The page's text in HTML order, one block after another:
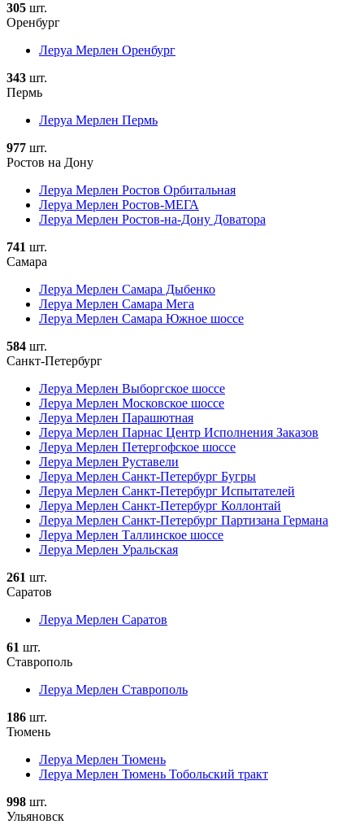
305 шт.
Оренбург
Леруа Мерлен Оренбург
343 шт.
Пермь
Леруа Мерлен Пермь
977 шт.
Ростов на Дону
Леруа Мерлен Ростов Орбитальная
Леруа Мерлен Ростов-МЕГА
Леруа Мерлен Ростов-на-Дону Доватора
741 шт.
Самара
Леруа Мерлен Самара Дыбенко
Леруа Мерлен Самара Мега
Леруа Мерлен Самара Южное шоссе
584 шт.
Санкт-Петербург
Леруа Мерлен Выборгское шоссе
Леруа Мерлен Московское шоссе
Леруа Мерлен Парашютная
Леруа Мерлен Парнас Центр Исполнения Заказов
Леруа Мерлен Петергофское шоссе
Леруа Мерлен Руставели
Леруа Мерлен Санкт-Петербург Бугры
Леруа Мерлен Санкт-Петербург Испытателей
Леруа Мерлен Санкт-Петербург Коллонтай
Леруа Мерлен Санкт-Петербург Партизана Германа
Леруа Мерлен Таллинское шоссе
Леруа Мерлен Уральская
261 шт.
Саратов
Леруа Мерлен Саратов
61 шт.
Ставрополь
Леруа Мерлен Ставрополь
186 шт.
Тюмень
Леруа Мерлен Тюмень
Леруа Мерлен Тюмень Тобольский тракт
998 шт.
Ульяновск